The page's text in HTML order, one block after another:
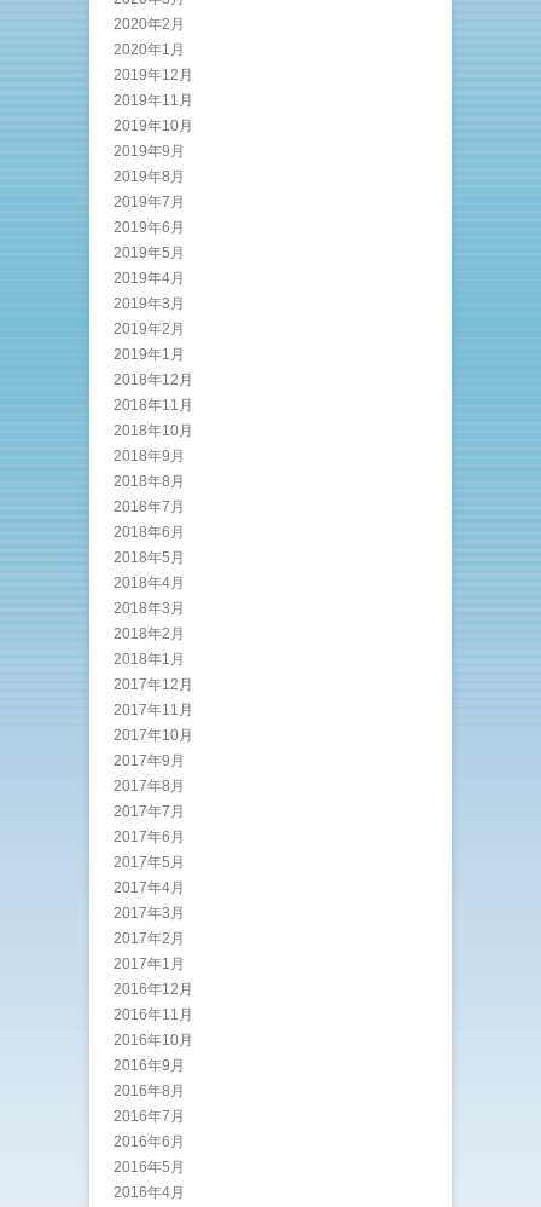
2020年2月
2020年1月
2019年12月
2019年11月
2019年10月
2019年9月
2019年8月
2019年7月
2019年6月
2019年5月
2019年4月
2019年3月
2019年2月
2019年1月
2018年12月
2018年11月
2018年10月
2018年9月
2018年8月
2018年7月
2018年6月
2018年5月
2018年4月
2018年3月
2018年2月
2018年1月
2017年12月
2017年11月
2017年10月
2017年9月
2017年8月
2017年7月
2017年6月
2017年5月
2017年4月
2017年3月
2017年2月
2017年1月
2016年12月
2016年11月
2016年10月
2016年9月
2016年8月
2016年7月
2016年6月
2016年5月
2016年4月